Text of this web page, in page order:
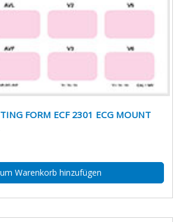
FORM ECF 2301 ECG MOUNT
Warenkorb hinzufügen